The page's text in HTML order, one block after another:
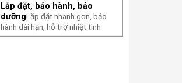
Lắp đặt, bảo hành, bảo
dưỡngLắp đặt nhanh gọn, bảo
hành dài hạn, hỗ trợ nhiệt tình